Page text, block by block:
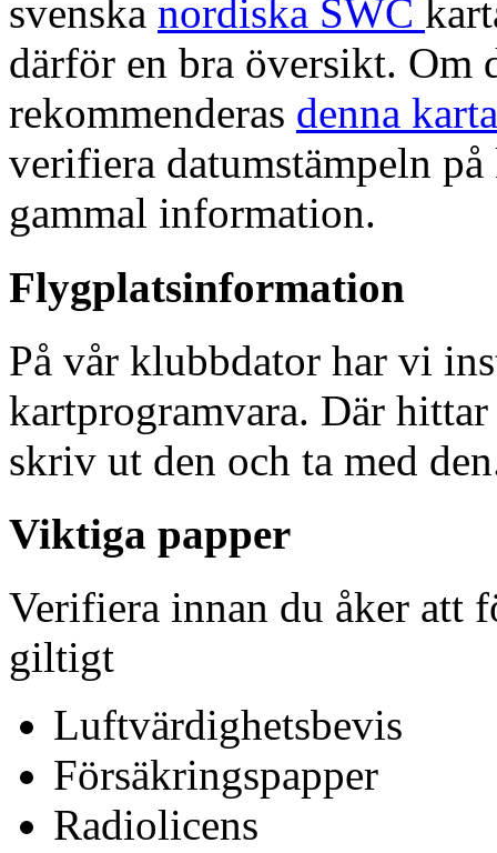
svenska nordiska SWC
därför en bra översikt. Om
rekommenderas denna
verifiera datumstämpeln
gammal information.
Flygplatsinformation
På vår klubbdator har vi
kartprogramvara. Där
skriv ut den och ta med
Viktiga papper
Verifiera innan du åker att
giltigt
Luftvärdighetsbevis
Försäkringspapper
Radiolicens